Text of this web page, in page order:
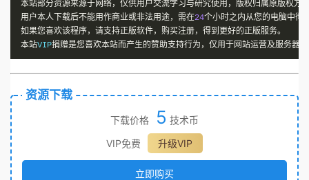
本站部分资源来源于网络，仅供用户交流学习与研究使用，版权归属原版权方
用户本人下载后不能用作商业或非法用途，需在24个小时之内从您的电脑中彻
如果您喜欢该程序，请支持正版软件，购买注册，得到更好的正版服务。
本站VIP捐赠是您喜欢本站而产生的赞助支持行为，仅用于网站运营及服务器
资源下载
下载价格 5 技术币
VIP免费
升级VIP
立即购买